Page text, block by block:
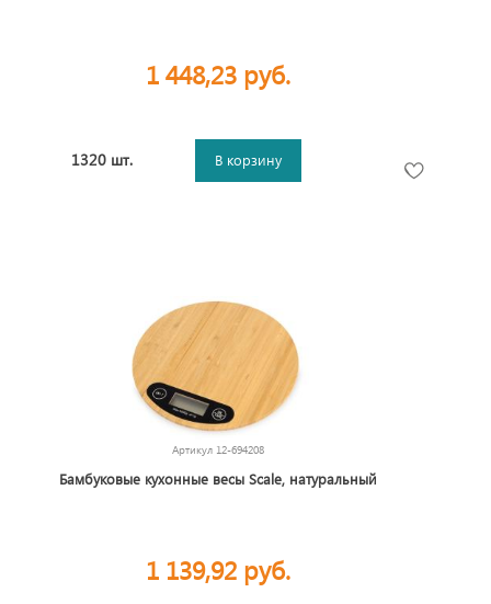
1 448,23 руб.
1320 шт. В корзину
Артикул 12-694208
Бамбуковые кухонные весы Scale, натуральный
1 139,92 руб.